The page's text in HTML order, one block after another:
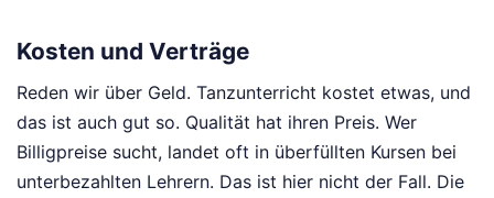
Kosten und Verträge
Reden wir über Geld. Tanzunterricht kostet etwas, und
das ist auch gut so. Qualität hat ihren Preis. Wer
Billigpreise sucht, landet oft in überfüllten Kursen bei
unterbezahlten Lehrern. Das ist hier nicht der Fall. Die